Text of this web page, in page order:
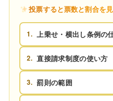
投票すると票数と割合を
1. 上乗せ・横出し条例の
2. 直接請求制度の使い方
3. 罰則の範囲